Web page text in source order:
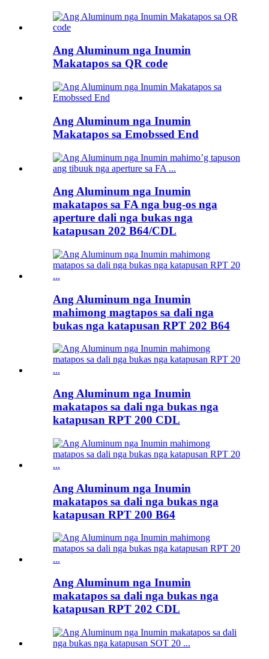
Ang Aluminum nga Inumin
Makatapos sa QR code
Ang Aluminum nga Inumin
Makatapos sa Emobssed End
Ang Aluminum nga Inumin
makatapos sa FA nga bug-os nga
aperture dali nga bukas nga
katapusan 202 B64/CDL
Ang Aluminum nga Inumin
mahimong magtapos sa dali nga
bukas nga katapusan RPT 202 B64
Ang Aluminum nga Inumin
makatapos sa dali nga bukas nga
katapusan RPT 200 CDL
Ang Aluminum nga Inumin
makatapos sa dali nga bukas nga
katapusan RPT 200 B64
Ang Aluminum nga Inumin
makatapos sa dali nga bukas nga
katapusan RPT 202 CDL